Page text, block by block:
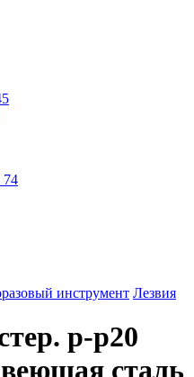
74
инструмент Лезвия
р-р20
сталь